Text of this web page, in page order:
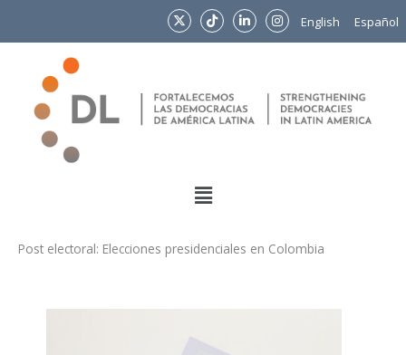
contenido
English Español
Menu
Post electoral: Elecciones presidenciales en Colombia